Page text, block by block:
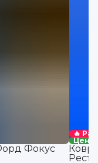
Фокус
🔥
Цена